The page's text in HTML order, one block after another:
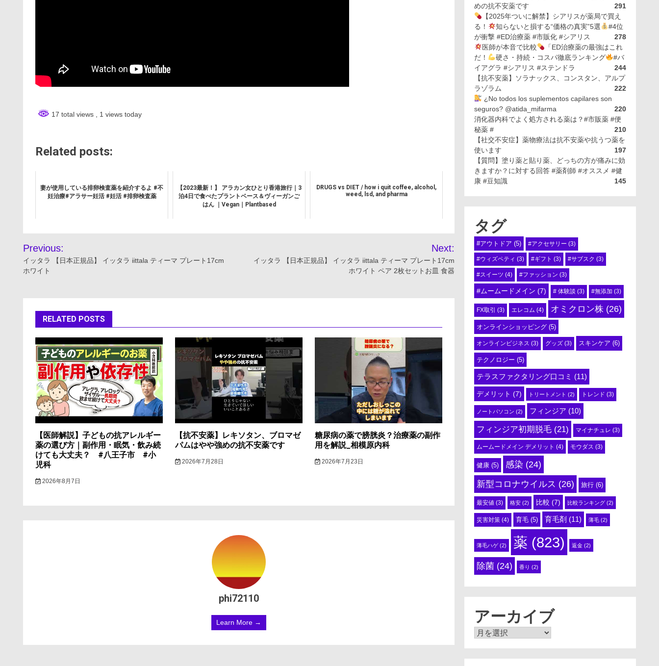
17 total views , 1 views today
Related posts:
妻が使用している排卵検査薬を紹介するよ #不
妊治療#アラサー妊活 #妊活 #排卵検査薬
【2023最新！】 アラカン女ひとり香港旅行｜3
泊4日で食べたプラントベース＆ヴィーガンご
はん ｜Vegan｜Plantbased
DRUGS vs DIET / how i quit coffee, alcohol,
weed, lsd, and pharma
投
稿
ゲ
ー
シ
ョ
ン
Previous:
イッタラ 【日本正規品】 イッタラ iittala ティーマ プレート17cm
ホワイト
Next:
イッタラ 【日本正規品】 イッタラ iittala ティーマ プレート17cm
ホワイト ペア 2枚セットお皿 食器
RELATED POSTS
【医師解説】子どもの抗アレルギー
薬の選び方｜副作用・眠気・飲み続
けても大丈夫？ #八王子市 #小
児科
2026年8月7日
【抗不安薬】レキソタン、ブロマゼ
パムはやや強めの抗不安薬です
2026年7月28日
糖尿病の薬で膀胱炎？治療薬の副作
用を解説_相模原内科
2026年7月23日
phi72110
Learn More →
めの抗不安薬です
291
【2025年ついに解禁】シアリスが薬局で買え
る！
知らないと損する“価格の真実”5選
#4位
が衝撃 #ED治療薬 #市販化 #シアリス
278
医師が本音で比較
「ED治療薬の最強はこれ
だ！
硬さ・持続・コスパ徹底ランキング
#バ
イアグラ #シアリス #ステンドラ
244
【抗不安薬】ソラナックス、コンスタン、アルプ
ラゾラム
222
¿No todos los suplementos capilares son
seguros? @atida_mifarma
220
消化器内科でよく処方される薬は？#市販薬 #便
秘薬 #
210
【社交不安症】薬物療法は抗不安薬や抗うつ薬を
使います
197
【質問】塗り薬と貼り薬、どっちの方が痛みに効
きますか？に対する回答 #薬剤師 #オススメ #健
康 #豆知識
145
タグ
#アウトドア (5) #アクセサリー (3)
#ウィズペティ (3) #ギフト (3) #サブスク (3)
#スイーツ (4) #ファッション (3)
#ムームードメイン (7) # 体験談 (3) #無添加 (3)
FX取引 (3) エレコム (4) オミクロン株 (26)
オンラインショッピング (5)
オンラインビジネス (3) グッズ (3) スキンケア (6)
テクノロジー (5)
テラスファクタリング口コミ (11)
デメリット (7) トリートメント (2) トレンド (3)
ノートパソコン (2) フィンジア (10)
フィンジア初期脱毛 (21) マイナチュレ (3)
ムームードメイン デメリット (4) モウダス (3)
健康 (5) 感染 (24)
新型コロナウイルス (26) 旅行 (6)
最安値 (3) 格安 (2) 比較 (7) 比較ランキング (2)
災害対策 (4) 育毛 (5) 育毛剤 (11) 薄毛 (2)
薄毛ハゲ(2) 薬 (823) 返金 (2)
除菌 (24) 香り (2)
アーカイブ
ア